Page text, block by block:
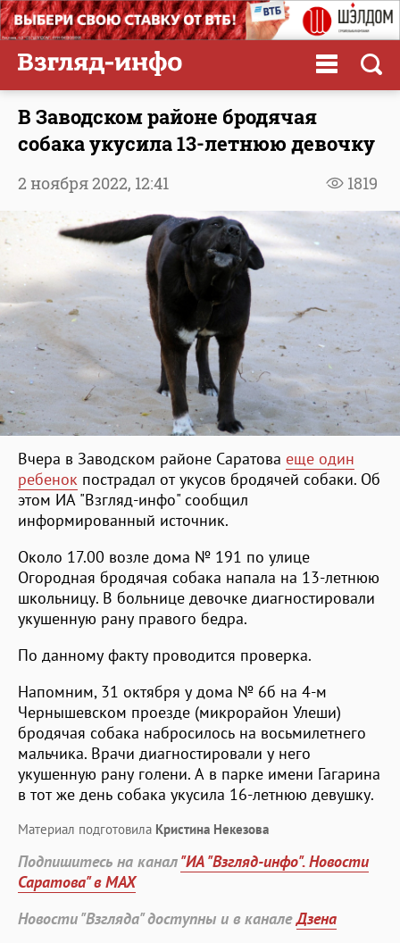
В Заводском районе бродячая
собака укусила 13-летнюю девочку
1819
2 ноября 2022, 12:41
Вчера в Заводском районе Саратова еще один
ребенок пострадал от укусов бродячей собаки. Об
этом ИА "Взгляд-инфо" сообщил
информированный источник.
Около 17.00 возле дома № 191 по улице
Огородная бродячая собака напала на 13-летнюю
школьницу. В больнице девочке диагностировали
укушенную рану правого бедра.
По данному факту проводится проверка.
Напомним, 31 октября у дома № 6б на 4-м
Чернышевском проезде (микрорайон Улеши)
бродячая собака набросилось на восьмилетнего
мальчика. Врачи диагностировали у него
укушенную рану голени. А в парке имени Гагарина
в тот же день собака укусила 16-летнюю девушку.
Материал подготовила Кристина Некезова
Подпишитесь на канал"ИА "Взгляд-инфо". Новости
Саратова" в MAX
Новости "Взгляда" доступны и в каналеДзена